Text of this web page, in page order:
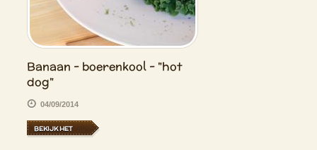
Banaan - boerenkool - "hot
dog"
04/09/2014
BEKIJK HET